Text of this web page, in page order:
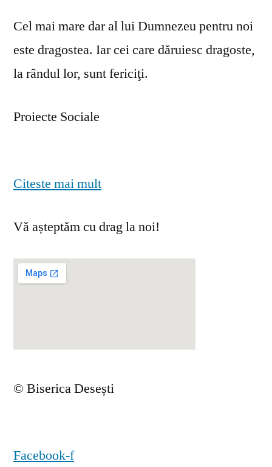
Cel mai mare dar al lui Dumnezeu pentru noi
este dragostea. Iar cei care dăruiesc dragoste,
la rândul lor, sunt fericiţi.
Proiecte Sociale
Citeste mai mult
Vă așteptăm cu drag la noi!
© Biserica Desești
Facebook-f